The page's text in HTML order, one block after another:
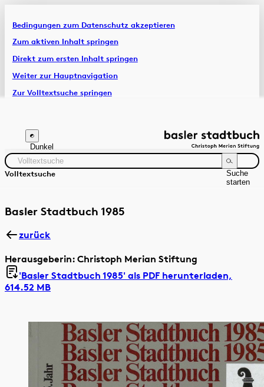
Bedingungen zum Datenschutz akzeptieren
Zum aktiven Inhalt springen
Direkt zum ersten Inhalt springen
Weiter zur Hauptnavigation
Zur Volltextsuche springen
Artikel & Dossiers
Chronik
Dunkel
Volltextsuche
Suche
starten
Zeitraum Autor:in
Basler Stadtbuch 1985
zurück
Herausgeberin: Christoph Merian Stiftung
'Basler Stadtbuch 1985' als PDF herunterladen,
614.52 MB